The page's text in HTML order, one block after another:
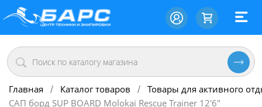
Главная / Каталог товаров / Товары для активного
САП борд SUP BOARD Molokai Rescue Trainer 12'6"